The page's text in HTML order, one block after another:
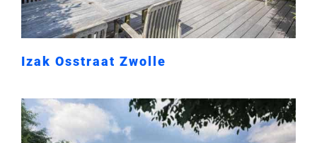
Izak Osstraat Zwolle